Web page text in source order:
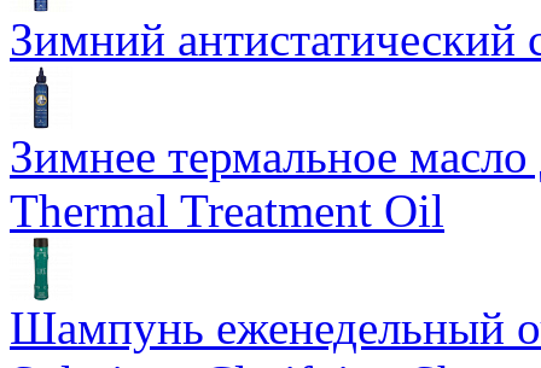
Зимний
Зимнее термальное
Thermal Treatment Oil
Шампунь еженедельный